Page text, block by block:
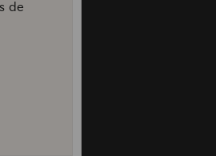
de